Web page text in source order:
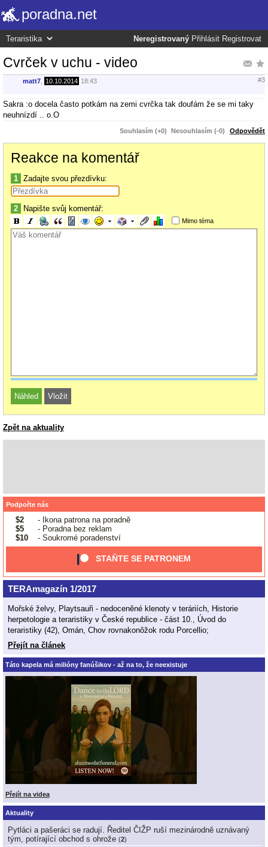
poradna.net
Neregistrovaný Přihlásit Registrovat
Cvrček v uchu - video
matt7 10.10.2014 18:43 #3
Sakra :o docela často potkám na zemi cvrčka tak doufám že se mi taky
neuhnízdí .. o.O
Souhlasím (+0) Nesouhlasím (-0) Odpovědět
Reakce na komentář
1 Zadajte svou přezdívku:
2 Napište svůj komentář:
Mimo téma
Zpět na aktuality
Podpořte nás
$2
- Ikona patrona na poradně
$5
- Poradna bez reklam
$10
- Soukromé poradenství
STAŇTE SE PATRONEM
TERAmagazín 1/2017
Mořské želvy, Playtsauři - nedoceněné klenoty v teráriích, Historie
herpetologie a teraristiky v České republice - část 10., Úvod do
teraristiky (42), Omán, Chov rovnakonôžok rodu Porcellio;
Přejít na článek
Táto kapela má milióny fanúšikov - až na to, že neexistuje
Přejít na videa
Aktuality
Pytláci a pašeráci se radují. Ředitel ČIŽP ruší mezinárodně uznávaný
tým, potírající obchod s ohrože (2)